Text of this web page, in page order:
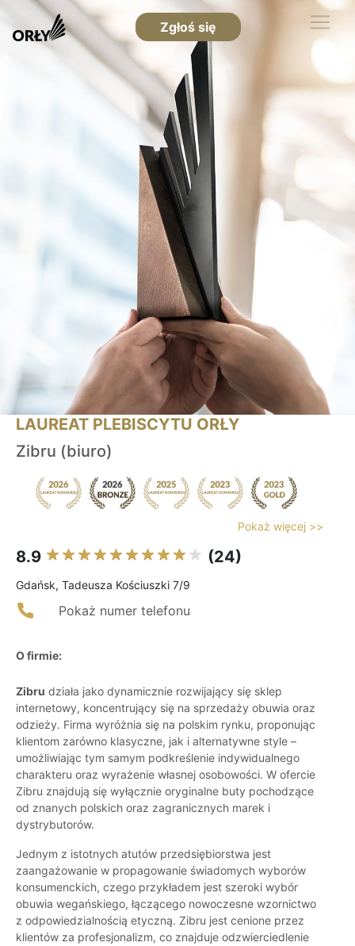
Zgłoś się
LAUREAT PLEBISCYTU ORŁY
Zibru (biuro)
Pokaż więcej >>
8.9 (24)
Gdańsk, Tadeusza Kościuszki 7/9
Pokaż numer telefonu
O firmie:
Zibru działa jako dynamicznie rozwijający się sklep
internetowy, koncentrujący się na sprzedaży obuwia oraz
odzieży. Firma wyróżnia się na polskim rynku, proponując
klientom zarówno klasyczne, jak i alternatywne style –
umożliwiając tym samym podkreślenie indywidualnego
charakteru oraz wyrażenie własnej osobowości. W ofercie
Zibru znajdują się wyłącznie oryginalne buty pochodzące
od znanych polskich oraz zagranicznych marek i
dystrybutorów.
Jednym z istotnych atutów przedsiębiorstwa jest
zaangażowanie w propagowanie świadomych wyborów
konsumenckich, czego przykładem jest szeroki wybór
obuwia wegańskiego, łączącego nowoczesne wzornictwo
z odpowiedzialnością etyczną. Zibru jest cenione przez
klientów za profesjonalizm, co znajduje odzwierciedlenie